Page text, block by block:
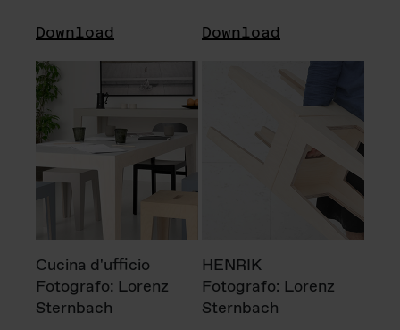
Download Download
Cucina d'ufficio
Fotografo: Lorenz
Sternbach
HENRIK
Fotografo: Lorenz
Sternbach